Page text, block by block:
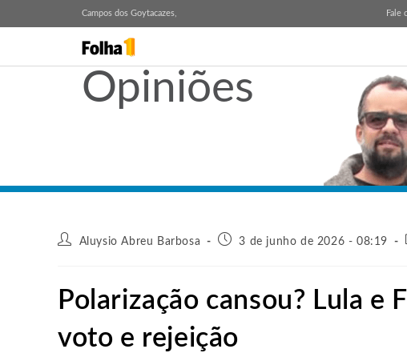
Campos dos Goytacazes, Fale
Opiniões
Aluysio Abreu Barbosa 3 de junho de 2026 - 08:19
Polarização cansou? Lula e
voto e rejeição